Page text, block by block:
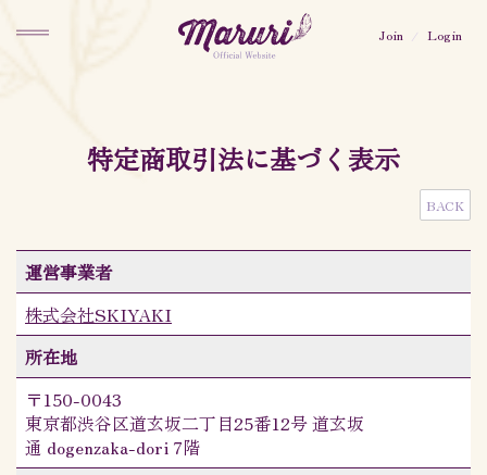
MARURI OFFICIAL
FANCLUB「MARURISTA」 Join Login
特定商取引法に基づく表示
BACK
運営事業者
株式会社SKIYAKI
所在地
〒150-0043
東京都渋谷区道玄坂二丁目25番12号 道玄坂
通 dogenzaka-dori 7階